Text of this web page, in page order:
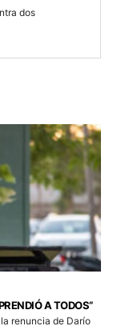
dos
A TODOS”
renuncia de Darío